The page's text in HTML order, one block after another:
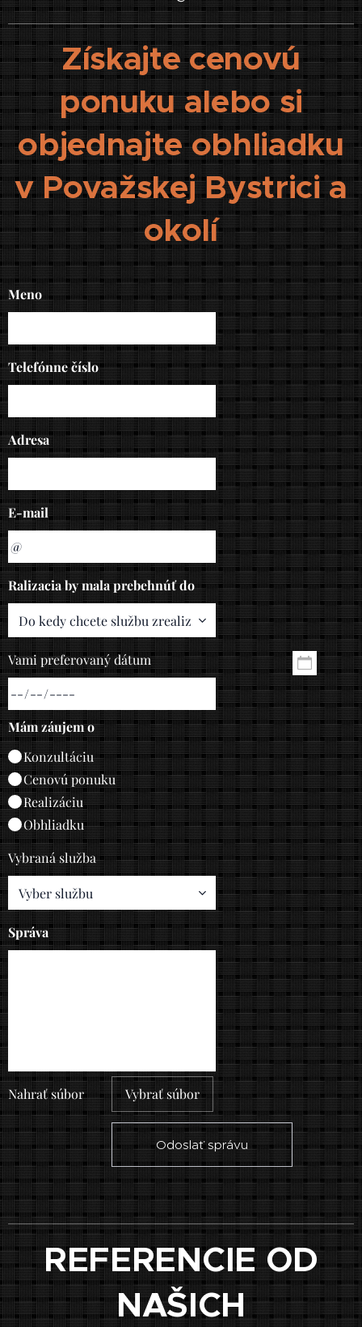
Získajte cenovú
ponuku alebo si
objednajte obhliadku
v Považskej Bystrici a
okolí
Meno
Telefónne číslo
Adresa
E-mail
Ralizacia by mala prebehnúť do
Vami preferovaný dátum
Mám záujem o
Konzultáciu
Cenovú ponuku
Realizáciu
Obhliadku
Vybraná služba
Správa
Nahrať súbor Vybrať súbor
Odoslať správu
REFERENCIE OD
NAŠICH